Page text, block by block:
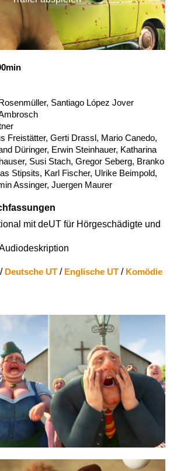
Santiago López Jover
Freistätter, Gerti Drassl, Mario Canedo,
Düringer, Erwin Steinhauer, Katharina
Susi Stach, Gregor Seberg, Branko
Stipsits, Karl Fischer, Ulrike Beimpold,
Assinger, Juergen Maurer
mit deUT für Hörgeschädigte und
/ Deutsche UT / Englische UT / Komödie